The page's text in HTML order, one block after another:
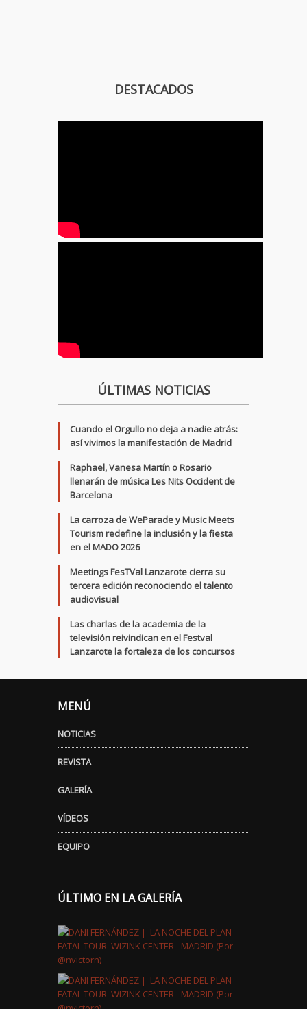
DESTACADOS
ÚLTIMAS NOTICIAS
Cuando el Orgullo no deja a nadie atrás:
así vivimos la manifestación de Madrid
Raphael, Vanesa Martín o Rosario
llenarán de música Les Nits Occident de
Barcelona
La carroza de WeParade y Music Meets
Tourism redefine la inclusión y la fiesta
en el MADO 2026
Meetings FesTVal Lanzarote cierra su
tercera edición reconociendo el talento
audiovisual
Las charlas de la academia de la
televisión reivindican en el Festval
Lanzarote la fortaleza de los concursos
MENÚ
NOTICIAS
REVISTA
GALERÍA
VÍDEOS
EQUIPO
ÚLTIMO EN LA GALERÍA